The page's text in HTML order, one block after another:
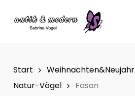
Start Weihnachten&Neujahr
Natur-Vögel
Fasan